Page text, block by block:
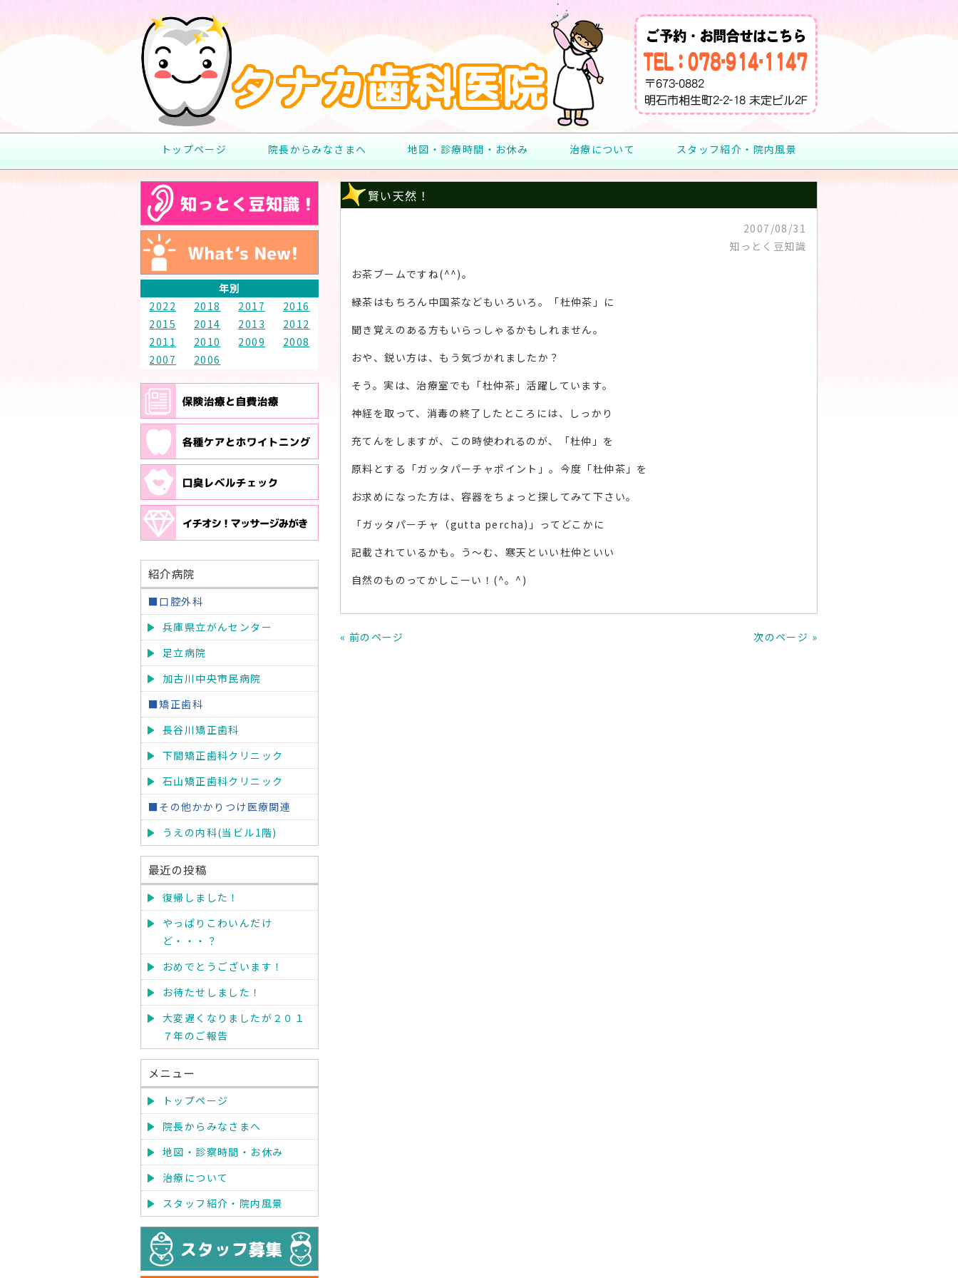
トップページ 院長からみなさまへ 地図・診療時間・お休み 治療について スタッフ紹介・院内風景
賢い天然！
2007/08/31
知っとく豆知識
お茶ブームですね(^^)。
緑茶はもちろん中国茶などもいろいろ。「杜仲茶」に
聞き覚えのある方もいらっしゃるかもしれません。
おや、鋭い方は、もう気づかれましたか？
そう。実は、治療室でも「杜仲茶」活躍しています。
神経を取って、消毒の終了したところには、しっかり
充てんをしますが、この時使われるのが、「杜仲」を
原料とする「ガッタパーチャポイント」。今度「杜仲茶」を
お求めになった方は、容器をちょっと探してみて下さい。
「ガッタパーチャ（gutta percha)」ってどこかに
記載されているかも。う～む、寒天といい杜仲といい
自然のものってかしこーい！(^。^)
« 前のページ 次のページ »
年別
2022
2018 2017
2016
2015
2014 2013
2012
2011
2010 2009
2008
2007
2006
紹介病院
■口腔外科
兵庫県立がんセンター
足立病院
加古川中央市民病院
■矯正歯科
長谷川矯正歯科
下間矯正歯科クリニック
石山矯正歯科クリニック
■その他かかりつけ医療関連
うえの内科(当ビル1階)
最近の投稿
復帰しました！
やっぱりこわいんだけ
ど・・・？
おめでとうございます！
お待たせしました！
大変遅くなりましたが２０１
７年のご報告
メニュー
トップページ
院長からみなさまへ
地図・診察時間・お休み
治療について
スタッフ紹介・院内風景